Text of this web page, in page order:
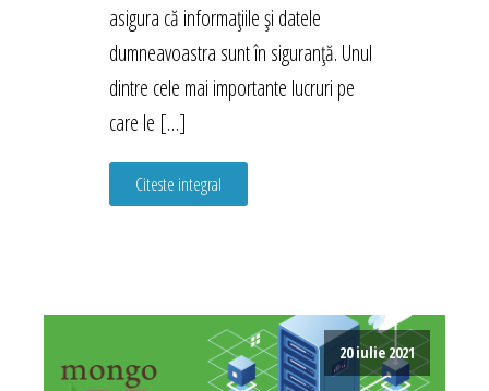
asigura că informațiile și datele
dumneavoastra sunt în siguranță. Unul
dintre cele mai importante lucruri pe
care le […]
Citeste integral
20 iulie 2021